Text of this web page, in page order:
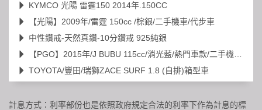
KYMCO 光陽 雷霆150 2014年.150CC
【光陽】2009年/雷霆 150cc /棕銀/二手機車/代步車
中性鑽戒-天然真鑽-10分鑽戒 925純銀
【PGO】2015年/J BUBU 115cc/消光藍/熱門車款/二手機車/代步車
TOYOTA/豐田/瑞獅ZACE SURF 1.8 (自排)箱型車
計息方式：利率部份也是依照政府規定合法的利率下作為計息的標